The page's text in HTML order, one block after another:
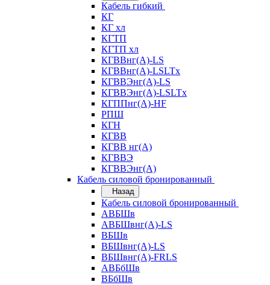
Кабель гибкий
КГ
КГ хл
КГТП
КГТП хл
КГВВнг(А)-LS
КГВВнг(А)-LSLTx
КГВВЭнг(А)-LS
КГВВЭнг(А)-LSLTx
КГППнг(А)-HF
РПШ
КГН
КГВВ
КГВВ нг(А)
КГВВЭ
КГВВЭнг(А)
Кабель силовой бронированный
Назад
Кабель силовой бронированный
АВБШв
АВБШвнг(А)-LS
ВБШв
ВБШвнг(А)-LS
ВБШвнг(А)-FRLS
АВБбШв
ВБбШв